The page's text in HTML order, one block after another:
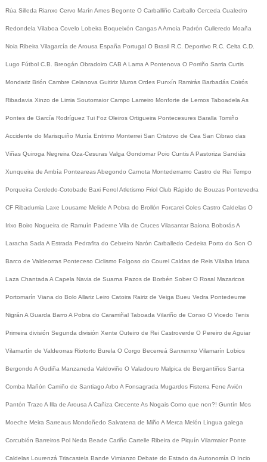
Rúa Silleda Rianxo Cervo Marín Ames Begonte O Carballiño Carballo Cerceda Cualedro
Redondela Vilaboa Covelo Lobeira Boqueixón CangasA Arnoia Padrón Culleredo Moaña
Noia Ribeira Vilagarcía de Arousa España Portugal O Brasil R.C. Deportivo R.C. Celta C.D.
Lugo Fútbol C.B. Breogán Obradoiro CAB A Lama A Pontenova O Porriño Sarria Curtis
Mondariz Brión Cambre Celanova Guitiriz Muros Ordes Punxín Ramirás Barbadás Coirós
Ribadavia Xinzo de Limia Soutomaior Campo Lameiro Monforte de Lemos Taboadela As
Pontes de García Rodríguez Tui Foz Oleiros Ortigueira Pontecesures Baralla Tomiño
Accidente do Marisquiño Muxía Entrimo Monterrei San Cristovo de Cea San Cibrao das
Viñas Quiroga Negreira Oza-Cesuras Valga Gondomar Poio CuntisA Pastoriza Sandiás
Xunqueira de Ambía PonteareasAbegondo Carnota Montederramo Castro de Rei Tempo
Porqueira Cerdedo-Cotobade Baxi FerrolAtletismo Friol Club Rápido de Bouzas Pontevedra
CF Ribadumia Laxe Lousame Melide A Pobra do Brollón Forcarei Coles Castro Caldelas O
Irixo Boiro Nogueira de Ramuín Paderne Vila de Cruces Vilasantar Baiona BoborásA
Laracha Sada A Estrada Pedrafita do Cebreiro Narón Carballedo Cedeira Porto do Son O
Barco de Valdeorras Ponteceso Ciclismo Folgoso do Courel Caldas de Reis Vilalba Irixoa
Laza Chantada A Capela Navia de Suarna Pazos de Borbén Sober O Rosal Mazaricos
Portomarín Viana do Bolo Allariz Leiro Catoira Rairiz de Veiga Bueu Vedra Pontedeume
Nigrán A Guarda Barro A Pobra do Caramiñal Taboada Vilariño de Conso O Vicedo Tenis
Primeira división Segunda división Xente Outeiro de Rei Castroverde O Pereiro de Aguiar
Vilamartín de Valdeorras Riotorto Burela O Corgo Becerreá Sanxenxo Vilamarín Lobios
Bergondo A Gudiña Manzaneda Valdoviño O Valadouro Malpica de Bergantiños Santa
Comba Mañón Camiño de Santiago Arbo A Fonsagrada Mugardos Fisterra Fene Avión
Pantón Trazo A Illa de Arousa A Cañiza Crecente As Nogais Como que non?! Guntín Mos
Moeche Meira Sarreaus Mondoñedo Salvaterra de Miño A Merca Melón Lingua galega
Corcubión Barreiros Pol Neda Beade Cariño Cartelle Ribeira de Piquín Vilarmaior Ponte
Caldelas Lourenzá Triacastela Bande Vimianzo Debate do Estado da Autonomía O Incio